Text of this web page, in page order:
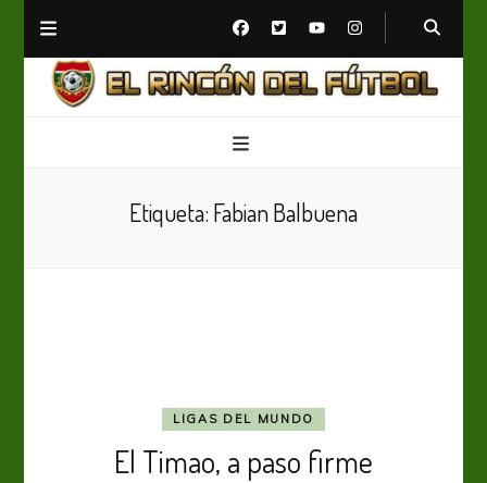
Etiqueta: Fabian Balbuena
LIGAS DEL MUNDO
El Timao, a paso firme